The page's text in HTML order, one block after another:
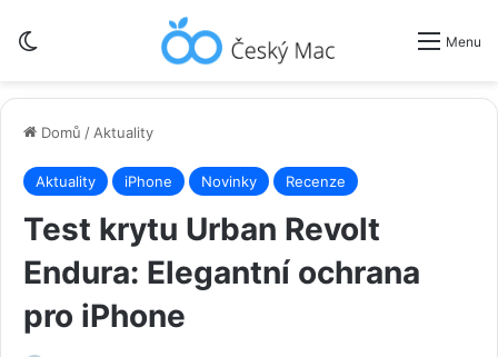
Menu
Domů / Aktuality
Aktuality iPhone Novinky Recenze
Test krytu Urban Revolt
Endura: Elegantní ochrana
pro iPhone